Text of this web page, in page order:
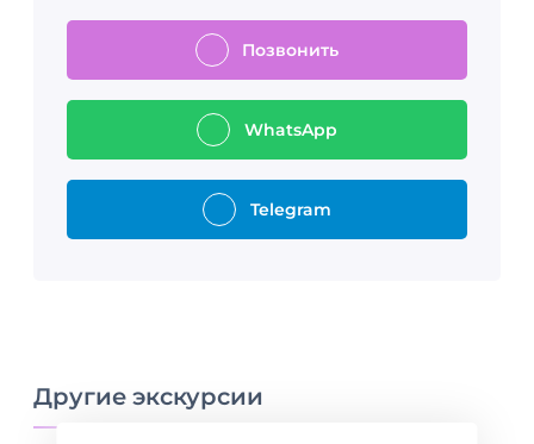
Позвонить
WhatsApp
Telegram
Другие экскурсии